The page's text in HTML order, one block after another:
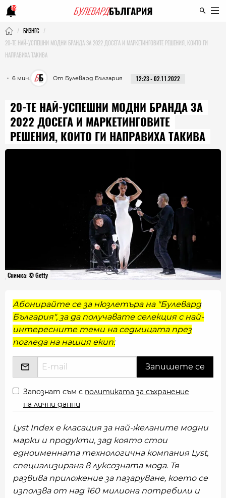
19
БИЗНЕС
20-ТЕ НАЙ-УСПЕШНИ МОДНИ БРАНДА ЗА 2022 ДОСЕГА И МАРКЕТИНГОВИТЕ РЕШЕНИЯ, КОИТО ГИ
НАПРАВИХА ТАКИВА
・ 6 мин. От Булевард България 12:23 - 02.11.2022
20-ТЕ НАЙ-УСПЕШНИ МОДНИ БРАНДА ЗА
2022 ДОСЕГА И МАРКЕТИНГОВИТЕ
РЕШЕНИЯ, КОИТО ГИ НАПРАВИХА ТАКИВА
Снимка: © Getty
Абонирайте се за нюзлетъра на "Булевард
България", за да получавате селекция с най-
интересните теми на седмицата през
погледа на нашия екип:
Запознат съм с политиката за съхранение
на лични данни
Lyst Index е класация за най-желаните модни
марки и продукти, зад която стои
едноименната технологична компания Lyst,
специализирана в луксозната мода. Тя
развива приложение за пазаруване, което се
използва от над 160 милиона потребили и